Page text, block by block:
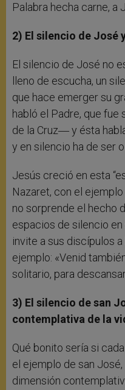
Palabra hecha carne, a
2) El silencio de José
El silencio de José no
lleno de escucha, un
que hace emerger su
habló el Padre, que
de la Cruz― y ésta
y en silencio ha de ser
Jesús creció en esta
Nazaret, con el
no sorprende el hecho
espacios de silencio
invite a sus discípulos
ejemplo: «Venid
solitario, para
3) El silencio de san
contemplativa de la
Qué bonito sería si
el ejemplo de san
dimensión